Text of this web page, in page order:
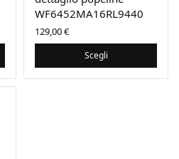
WF6452MA16RL9440
129,00€
Scegli